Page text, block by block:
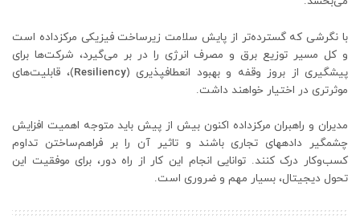
با نگرشی که گسترده‌تر از پایش سلامت زیرساخت فیزیکی مرکزداده است
و کل مسیر توزیع برق و مصرف انرژی را در بر می‌گیرد، شرکت‌ها برای
پیشگیری از بروز وقفه و بهبود انعطاف‏پذیری (Resiliency)، قابلیت‌های
موثرتری در اختیار خواهند داشت.
مدیران و راهبران مرکزداده اکنون بیش از پیش باید متوجه اهمیت افزایش
چشمگیر داده‏های تجاری باشند و تاثیر آن را بر فراهم‌ساختن تداوم
کسب‌وکار درک کنند. توانایی انجام این کار از راه دور، برای موفقیت این
تحول دیجیتال، بسیار مهم و ضروری است.